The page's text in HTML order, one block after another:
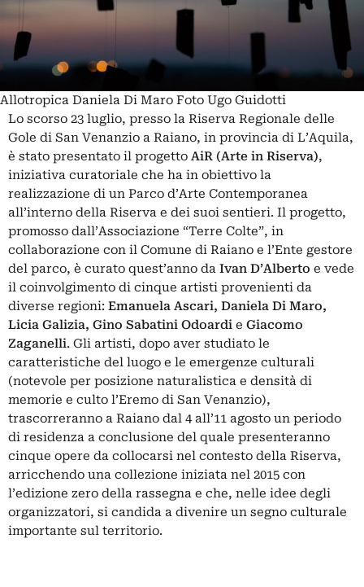
Allotropica Daniela Di Maro Foto Ugo Guidotti
Lo scorso 23 luglio, presso la Riserva Regionale delle
Gole di San Venanzio a Raiano, in provincia di L’Aquila,
è stato presentato il progetto AiR (Arte in Riserva),
iniziativa curatoriale che ha in obiettivo la
realizzazione di un Parco d’Arte Contemporanea
all’interno della Riserva e dei suoi sentieri. Il progetto,
promosso dall’Associazione “Terre Colte”, in
collaborazione con il Comune di Raiano e l’Ente gestore
del parco, è curato quest’anno da Ivan D’Alberto e vede
il coinvolgimento di cinque artisti provenienti da
diverse regioni: Emanuela Ascari, Daniela Di Maro,
Licia Galizia, Gino Sabatini Odoardi e Giacomo
Zaganelli. Gli artisti, dopo aver studiato le
caratteristiche del luogo e le emergenze culturali
(notevole per posizione naturalistica e densità di
memorie e culto l’Eremo di San Venanzio),
trascorreranno a Raiano dal 4 all’11 agosto un periodo
di residenza a conclusione del quale presenteranno
cinque opere da collocarsi nel contesto della Riserva,
arricchendo una collezione iniziata nel 2015 con
l’edizione zero della rassegna e che, nelle idee degli
organizzatori, si candida a divenire un segno culturale
importante sul territorio.